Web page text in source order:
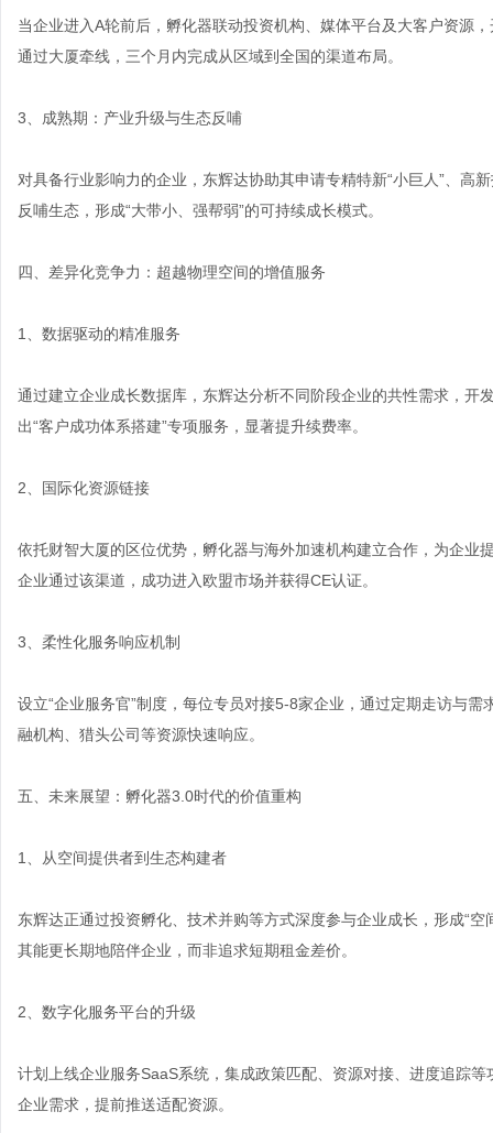
当企业进入A轮前后，孵化器联动投资机构、媒体平台及大客户资源
通过大厦牵线，三个月内完成从区域到全国的渠道布局。
3、成熟期：产业升级与生态反哺
对具备行业影响力的企业，东辉达协助其申请专精特新“小巨人”、高
反哺生态，形成“大带小、强帮弱”的可持续成长模式。
四、差异化竞争力：超越物理空间的增值服务
1、数据驱动的精准服务
通过建立企业成长数据库，东辉达分析不同阶段企业的共性需求，开
出“客户成功体系搭建”专项服务，显著提升续费率。
2、国际化资源链接
依托财智大厦的区位优势，孵化器与海外加速机构建立合作，为企业
企业通过该渠道，成功进入欧盟市场并获得CE认证。
3、柔性化服务响应机制
设立“企业服务官”制度，每位专员对接5-8家企业，通过定期走访与
融机构、猎头公司等资源快速响应。
五、未来展望：孵化器3.0时代的价值重构
1、从空间提供者到生态构建者
东辉达正通过投资孵化、技术并购等方式深度参与企业成长，形成“
其能更长期地陪伴企业，而非追求短期租金差价。
2、数字化服务平台的升级
计划上线企业服务SaaS系统，集成政策匹配、资源对接、进度追踪
企业需求，提前推送适配资源。